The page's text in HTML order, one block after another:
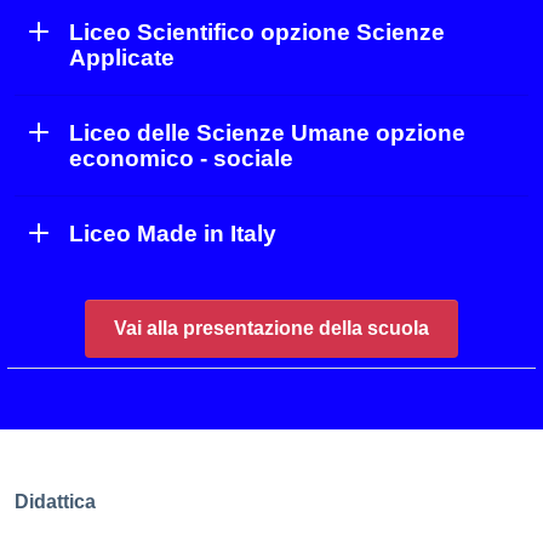
Liceo Scientifico opzione Scienze
Applicate
Liceo delle Scienze Umane opzione
economico - sociale
Liceo Made in Italy
Vai alla presentazione della scuola
Didattica